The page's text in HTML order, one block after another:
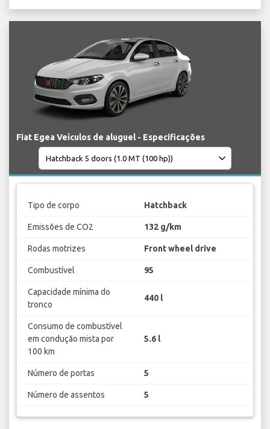
Fiat Egea Veículos de aluguel - Especificações
Tipo de corpo Hatchback
Emissões de CO2 132 g/km
Rodas motrizes Front wheel drive
Combustível 95
Capacidade mínima do
tronco
440 l
Consumo de combustível
em condução mista por
100 km
5.6 l
Número de portas 5
Número de assentos 5